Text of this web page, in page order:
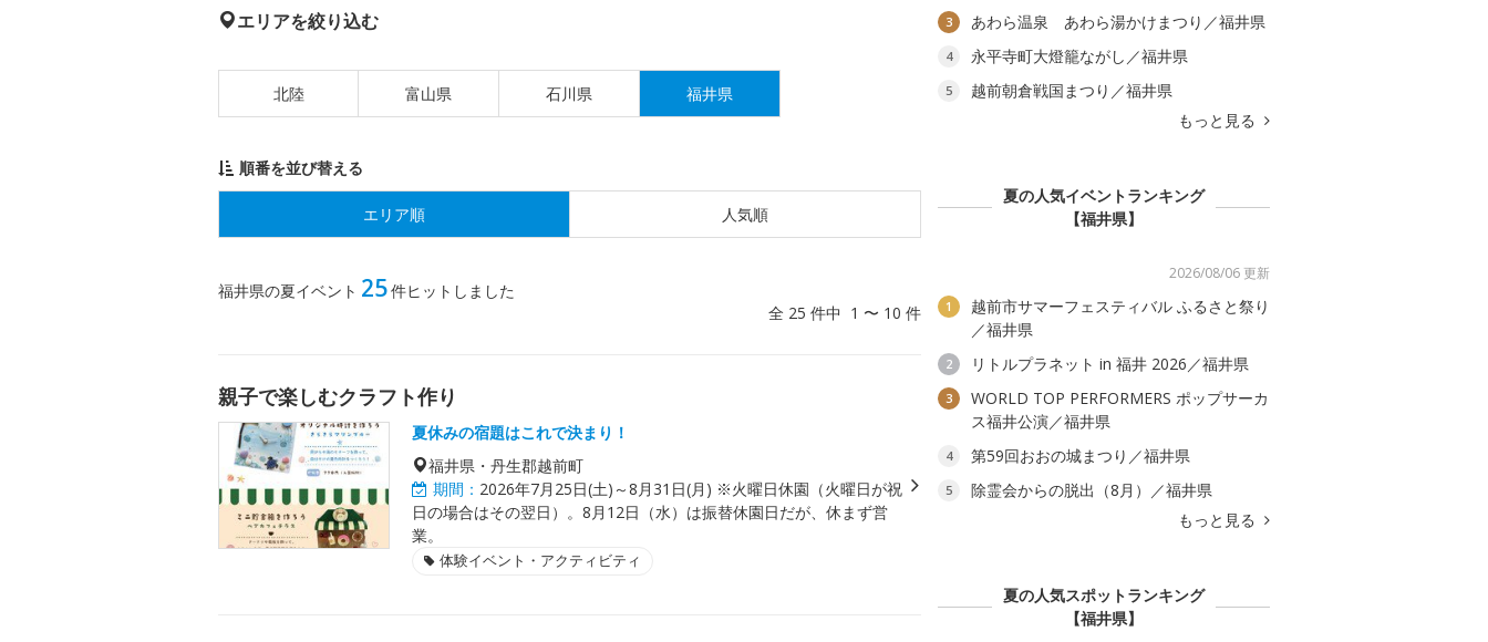
エリアを絞り込む
北陸 富山県 石川県 福井県
順番を並び替える
エリア順 人気順
福井県の夏イベント 25件ヒットしました
全 25 件中 1 〜 10 件
親子で楽しむクラフト作り
夏休みの宿題はこれで決まり！
福井県・丹生郡越前町
期間： 2026年7月25日(土)～8月31日(月) ※火曜日休園（火曜日が祝
日の場合はその翌日）。8月12日（水）は振替休園日だが、休まず営
業。
体験イベント・アクティビティ
3 あわら温泉 あわら湯かけまつり／福井県
4 永平寺町大燈籠ながし／福井県
5
越前朝倉戦国まつり／福井県
もっと見る
夏の人気イベントランキング
【福井県】
2026/08/06 更新
1
越前市サマーフェスティバル ふるさと祭り
／福井県
2 リトルプラネット in 福井 2026／福井県
3
WORLD TOP PERFORMERS ポップサーカ
ス福井公演／福井県
4 第59回おおの城まつり／福井県
5
除霊会からの脱出（8月）／福井県
もっと見る
夏の人気スポットランキング
【福井県】